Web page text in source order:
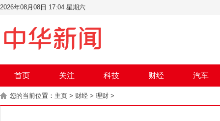
2026年08月08日 17:04 星期六
首页 关注 科技 财经 汽车
您的当前位置： 主页 > 财经 > 理财 >